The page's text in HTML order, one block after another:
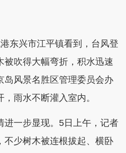
东兴市江平镇看到，台风登
被吹得大幅弯折，积水迅速
岛风景名胜区管理委员会办
雨水不断灌入室内。
进一步显现。5日上午，记者
不少树木被连根拔起、横卧